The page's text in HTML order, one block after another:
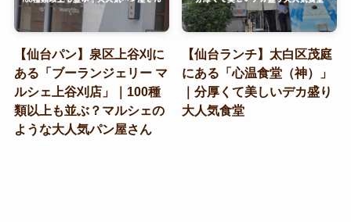
【仙台パン】泉区上谷刈に
ある「ブーランジェリー マ
ルシェ上谷刈店」｜100種
類以上も並ぶ？マルシェの
ような大人気パン屋さん
【仙台ランチ】太白区茂庭
にある「心温食堂（神）」
｜分厚くて美しいデカ盛り
大人気食堂